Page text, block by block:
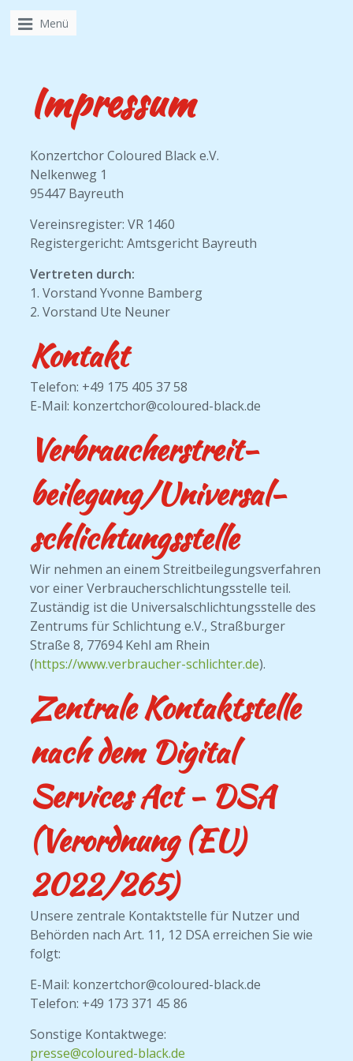
Menü
Impressum
Konzertchor Coloured Black e.V.
Nelkenweg 1
95447 Bayreuth
Vereinsregister: VR 1460
Registergericht: Amtsgericht Bayreuth
Vertreten durch:
1. Vorstand Yvonne Bamberg
2. Vorstand Ute Neuner
Kontakt
Telefon: +49 175 405 37 58
E-Mail: konzertchor@coloured-black.de
Verbraucher­streit­
beilegung/Universal­
schlichtungs­stelle
Wir nehmen an einem Streitbeilegungsverfahren
vor einer Verbraucherschlichtungsstelle teil.
Zuständig ist die Universalschlichtungsstelle des
Zentrums für Schlichtung e.V., Straßburger
Straße 8, 77694 Kehl am Rhein
(https://www.verbraucher-schlichter.de).
Zentrale Kontaktstelle
nach dem Digital
Services Act - DSA
(Verordnung (EU)
2022/265)
Unsere zentrale Kontaktstelle für Nutzer und
Behörden nach Art. 11, 12 DSA erreichen Sie wie
folgt:
E-Mail: konzertchor@coloured-black.de
Telefon: +49 173 371 45 86
Sonstige Kontaktwege:
presse@coloured-black.de